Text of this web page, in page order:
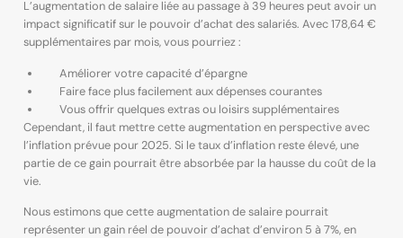
L’augmentation de salaire liée au passage à 39 heures peut avoir un
impact significatif sur le pouvoir d’achat des salariés. Avec 178,64 €
supplémentaires par mois, vous pourriez :
Améliorer votre capacité d’épargne
Faire face plus facilement aux dépenses courantes
Vous offrir quelques extras ou loisirs supplémentaires
Cependant, il faut mettre cette augmentation en perspective avec
l’inflation prévue pour 2025. Si le taux d’inflation reste élevé, une
partie de ce gain pourrait être absorbée par la hausse du coût de la
vie.
Nous estimons que cette augmentation de salaire pourrait
représenter un gain réel de pouvoir d’achat d’environ 5 à 7%, en